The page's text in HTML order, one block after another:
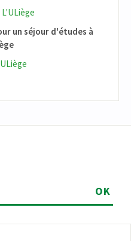
un séjour d'études à
OK